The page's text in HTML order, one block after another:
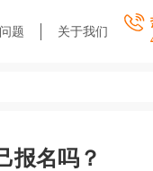
题 关于我们
报名吗？